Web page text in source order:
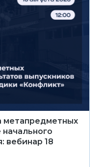
метапредметных
вебинар 18